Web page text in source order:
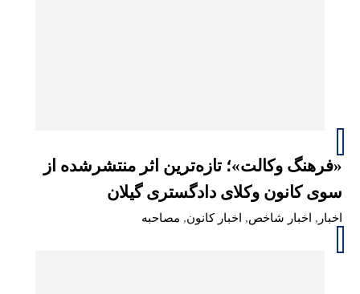
«فرهنگ وکالت»؛ تازه‌ترین اثر منتشرشده از
سوی کانون وکلای دادگستری گیلان
اخبار , اخبار شاخص, اخبار کانون, مصاحبه